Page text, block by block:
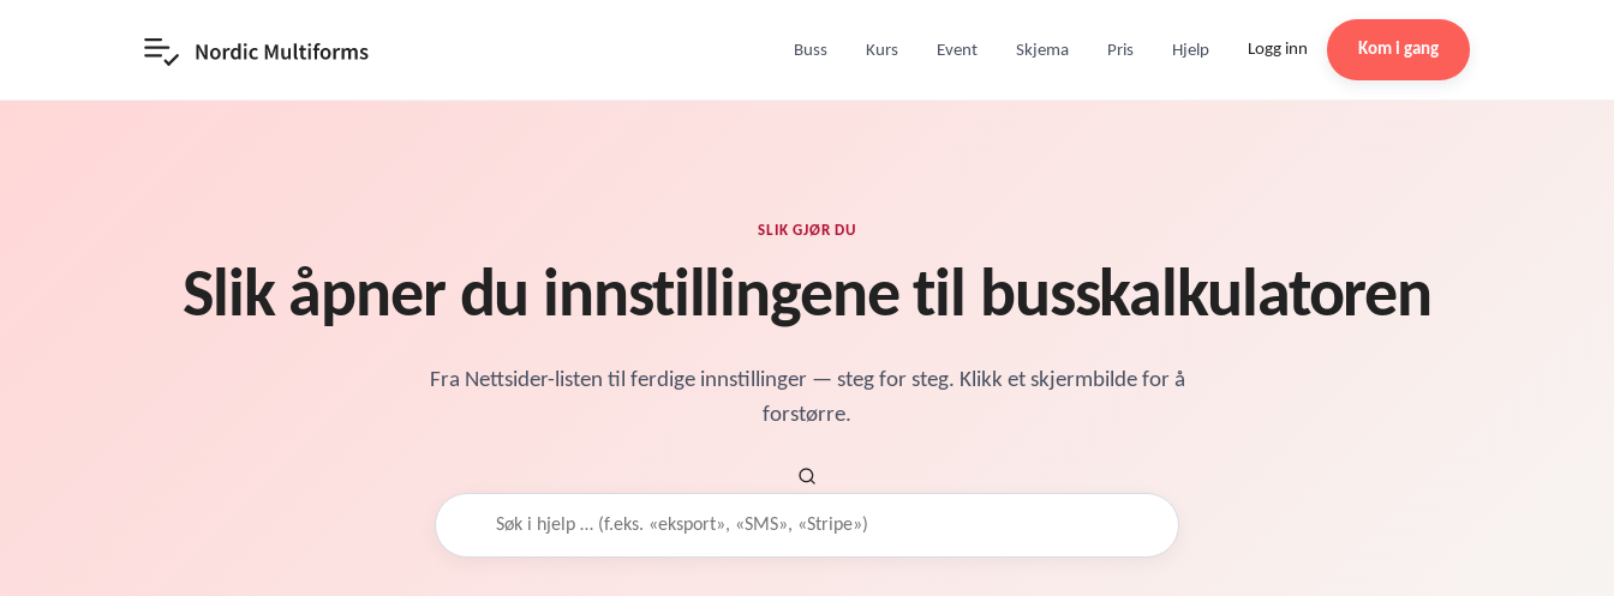
Buss Kurs Event Skjema Pris Hjelp Logg inn Kom i gang
SLIK GJØR DU
Slik åpner du innstillingene til busskalkulatoren
Fra Nettsider-listen til ferdige innstillinger — steg for steg. Klikk et skjermbilde for å
forstørre.